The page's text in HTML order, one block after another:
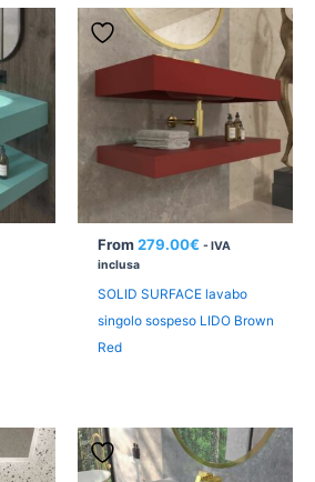
From 279.00€ - IVA
inclusa
SOLID SURFACE lavabo
singolo sospeso LIDO Brown
Red